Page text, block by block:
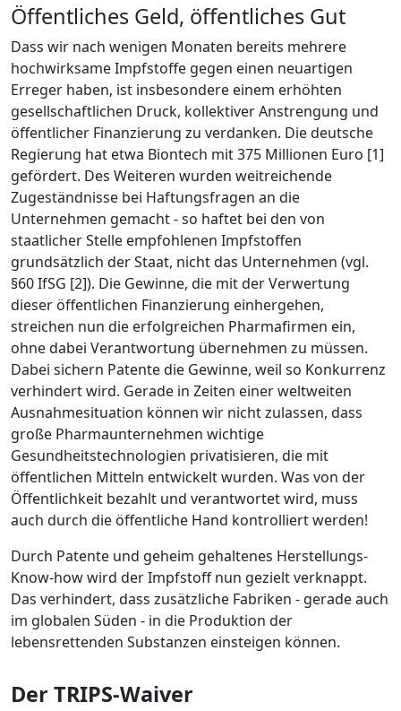
Öffentliches Geld, öffentliches Gut
Dass wir nach wenigen Monaten bereits mehrere
hochwirksame Impfstoffe gegen einen neuartigen
Erreger haben, ist insbesondere einem erhöhten
gesellschaftlichen Druck, kollektiver Anstrengung und
öffentlicher Finanzierung zu verdanken. Die deutsche
Regierung hat etwa Biontech mit 375 Millionen Euro [1]
gefördert. Des Weiteren wurden weitreichende
Zugeständnisse bei Haftungsfragen an die
Unternehmen gemacht - so haftet bei den von
staatlicher Stelle empfohlenen Impfstoffen
grundsätzlich der Staat, nicht das Unternehmen (vgl.
§60 IfSG [2]). Die Gewinne, die mit der Verwertung
dieser öffentlichen Finanzierung einhergehen,
streichen nun die erfolgreichen Pharmafirmen ein,
ohne dabei Verantwortung übernehmen zu müssen.
Dabei sichern Patente die Gewinne, weil so Konkurrenz
verhindert wird. Gerade in Zeiten einer weltweiten
Ausnahmesituation können wir nicht zulassen, dass
große Pharmaunternehmen wichtige
Gesundheitstechnologien privatisieren, die mit
öffentlichen Mitteln entwickelt wurden. Was von der
Öffentlichkeit bezahlt und verantwortet wird, muss
auch durch die öffentliche Hand kontrolliert werden!
Durch Patente und geheim gehaltenes Herstellungs-
Know-how wird der Impfstoff nun gezielt verknappt.
Das verhindert, dass zusätzliche Fabriken - gerade auch
im globalen Süden - in die Produktion der
lebensrettenden Substanzen einsteigen können.
Der TRIPS-Waiver